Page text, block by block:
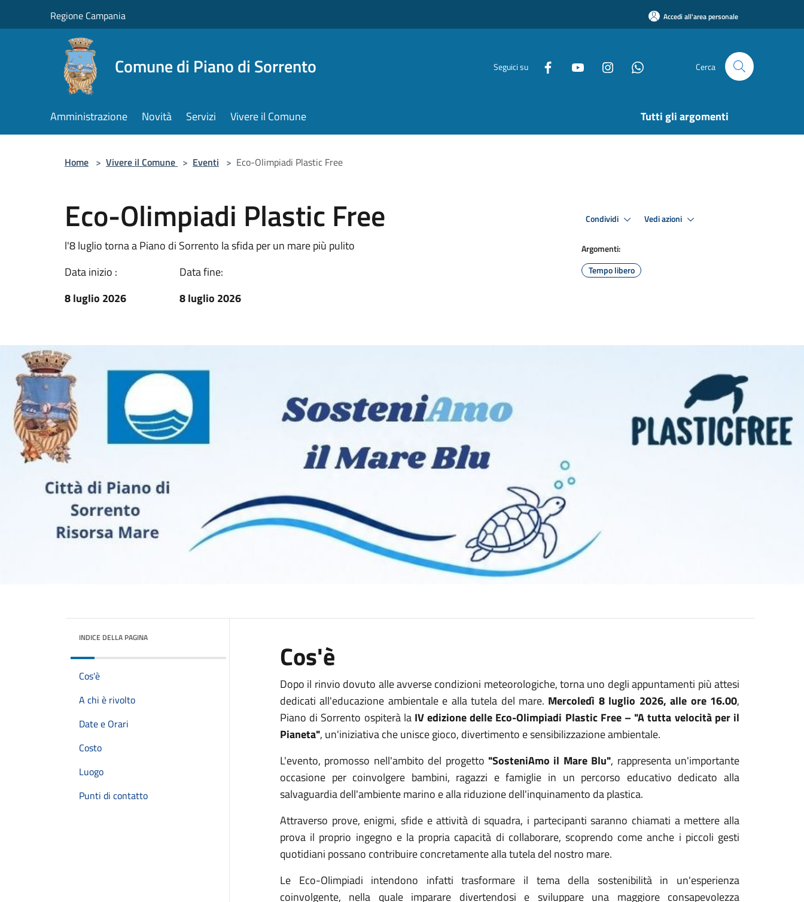
Regione Campania Accedi all'area personale
Comune di Piano di Sorrento Seguici su Cerca
Amministrazione Novità Servizi Vivere il Comune Tutti gli argomenti
Home > Vivere il Comune > Eventi > Eco-Olimpiadi Plastic Free
Eco-Olimpiadi Plastic Free
l'8 luglio torna a Piano di Sorrento la sfida per un mare più pulito
Data inizio :
8 luglio 2026
Data fine:
8 luglio 2026
Condividi Vedi azioni
Argomenti:
Tempo libero
INDICE DELLA PAGINA
Cos'è
A chi è rivolto
Date e Orari
Costo
Luogo
Punti di contatto
Cos'è
Dopo il rinvio dovuto alle avverse condizioni meteorologiche, torna uno degli appuntamenti più attesi
dedicati all'educazione ambientale e alla tutela del mare. Mercoledì 8 luglio 2026, alle ore 16.00,
Piano di Sorrento ospiterà la IV edizione delle Eco-Olimpiadi Plastic Free – "A tutta velocità per il
Pianeta", un'iniziativa che unisce gioco, divertimento e sensibilizzazione ambientale.
L'evento, promosso nell'ambito del progetto "SosteniAmo il Mare Blu", rappresenta un'importante
occasione per coinvolgere bambini, ragazzi e famiglie in un percorso educativo dedicato alla
salvaguardia dell'ambiente marino e alla riduzione dell'inquinamento da plastica.
Attraverso prove, enigmi, sfide e attività di squadra, i partecipanti saranno chiamati a mettere alla
prova il proprio ingegno e la propria capacità di collaborare, scoprendo come anche i piccoli gesti
quotidiani possano contribuire concretamente alla tutela del nostro mare.
Le Eco-Olimpiadi intendono infatti trasformare il tema della sostenibilità in un'esperienza
coinvolgente, nella quale imparare divertendosi e sviluppare una maggiore consapevolezza